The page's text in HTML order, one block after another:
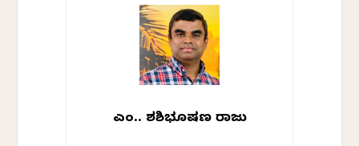
ಎಂ.ವಿ. ಶಶಿಭೂಷಣ ರಾಜು